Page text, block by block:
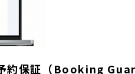
約保証（Booking